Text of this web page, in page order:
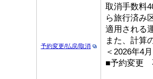
予約変更/払戻/取消
取消手数料
ら旅行済み
適用される
また、計算
＜2026年4
■予約変更